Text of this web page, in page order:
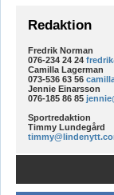
Redaktion
Fredrik Norman
076-234 24 24
Camilla Lagerman
073-536 63 56
Jennie Einarsson
076-185 86 85
Sportredaktion
Timmy Lundegård